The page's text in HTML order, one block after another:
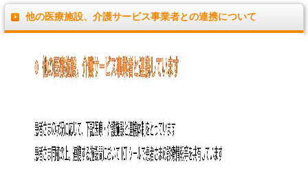
他の医療施設、介護サービス事業者との連携について